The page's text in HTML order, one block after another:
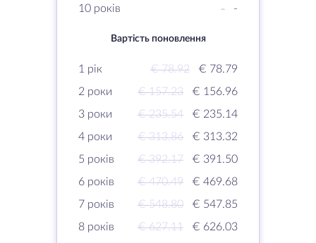
10 років
- -
Вартість поновлення
1 рік € 78.92
€ 78.79
2 роки
€ 157.23
€ 156.96
3 роки
€ 235.54
€ 235.14
4 роки
€ 313.86
€ 313.32
5 років
€ 392.17
€ 391.50
6 років
€ 470.49
€ 469.68
7 років
€ 548.80
€ 547.85
8 років
€ 627.11
€ 626.03